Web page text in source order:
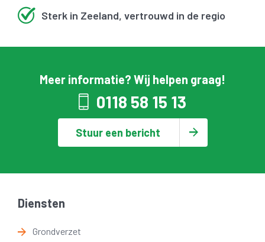
Sterk in Zeeland, vertrouwd in de regio
Meer informatie? Wij helpen graag!
0118 58 15 13
Stuur een bericht
Diensten
Grondverzet